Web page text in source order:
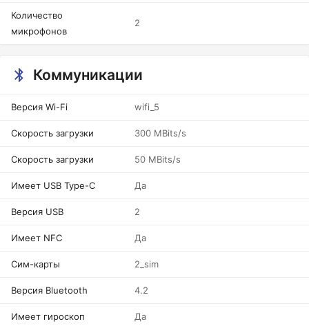
Количество
микрофонов
2
Коммуникации
Версия Wi-Fi wifi_5
Скорость загрузки 300 MBits/s
Скорость загрузки 50 MBits/s
Имеет USB Type-C Да
Версия USB 2
Имеет NFC Да
Сим-карты 2_sim
Версия Bluetooth 4.2
Имеет гироскоп Да